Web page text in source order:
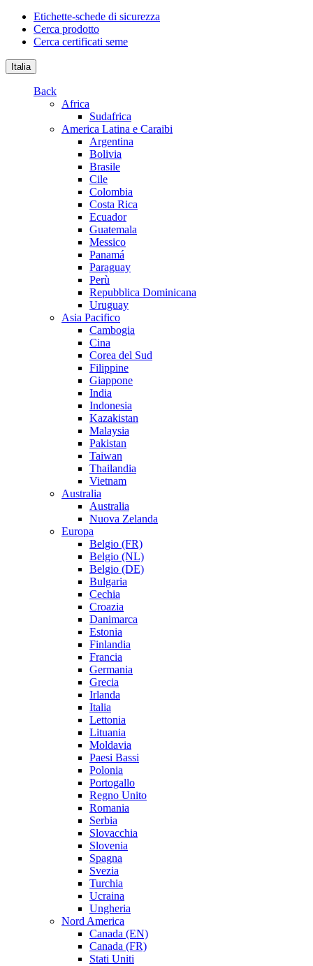
Etichette-schede di sicurezza
Cerca prodotto
Cerca certificati seme
Italia
Back
Africa
Sudafrica
America Latina e Caraibi
Argentina
Bolivia
Brasile
Cile
Colombia
Costa Rica
Ecuador
Guatemala
Messico
Panamá
Paraguay
Perù
Repubblica Dominicana
Uruguay
Asia Pacifico
Cambogia
Cina
Corea del Sud
Filippine
Giappone
India
Indonesia
Kazakistan
Malaysia
Pakistan
Taiwan
Thailandia
Vietnam
Australia
Australia
Nuova Zelanda
Europa
Belgio (FR)
Belgio (NL)
Belgio (DE)
Bulgaria
Cechia
Croazia
Danimarca
Estonia
Finlandia
Francia
Germania
Grecia
Irlanda
Italia
Lettonia
Lituania
Moldavia
Paesi Bassi
Polonia
Portogallo
Regno Unito
Romania
Serbia
Slovacchia
Slovenia
Spagna
Svezia
Turchia
Ucraina
Ungheria
Nord America
Canada (EN)
Canada (FR)
Stati Uniti